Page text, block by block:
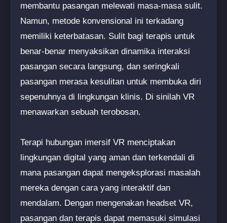
membantu pasangan melewati masa-masa sulit.
Namun, metode konvensional ini terkadang
memiliki keterbatasan. Sulit bagi terapis untuk
benar-benar menyaksikan dinamika interaksi
pasangan secara langsung, dan seringkali
pasangan merasa kesulitan untuk membuka diri
sepenuhnya di lingkungan klinis. Di sinilah VR
menawarkan sebuah terobosan.
Terapi hubungan imersif VR menciptakan
lingkungan digital yang aman dan terkendali di
mana pasangan dapat mengeksplorasi masalah
mereka dengan cara yang interaktif dan
mendalam. Dengan mengenakan headset VR,
pasangan dan terapis dapat memasuki simulasi